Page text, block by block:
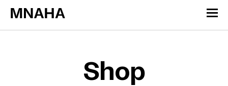
Shop